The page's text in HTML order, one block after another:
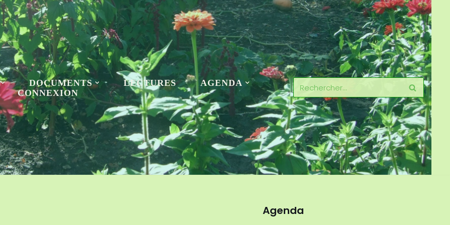
DOCUMENTS LECTURES
AGENDA
CONNEXION
Agenda